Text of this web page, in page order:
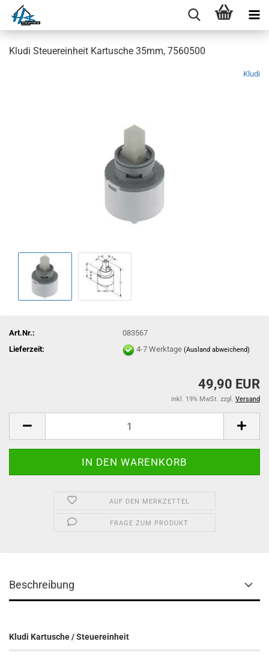
Kludi Steuereinheit Kartusche 35mm, 7560500
Kludi
Art.Nr.:
083567
Lieferzeit:
4-7 Werktage(Ausland abweichend)
49,90 EUR
inkl. 19% MwSt. zzgl. Versand
AUF DEN MERKZETTEL
FRAGE ZUM PRODUKT
Beschreibung
Kludi Kartusche / Steuereinheit